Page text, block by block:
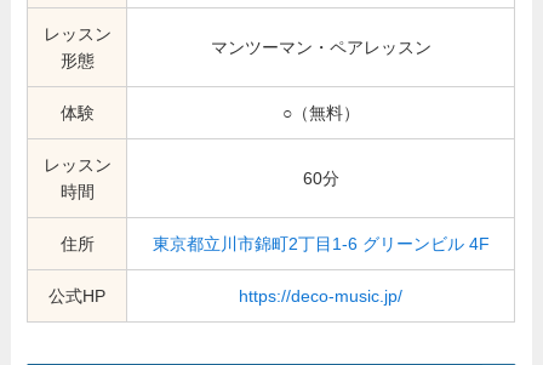
レッスン
形態
マンツーマン・ペアレッスン
体験 ○（無料）
レッスン
時間
60分
住所 東京都立川市錦町2丁目1-6 グリーンビル 4F
公式HP https://deco-music.jp/